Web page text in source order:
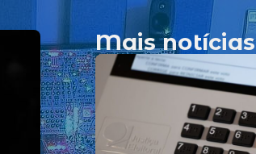
Mais notícias